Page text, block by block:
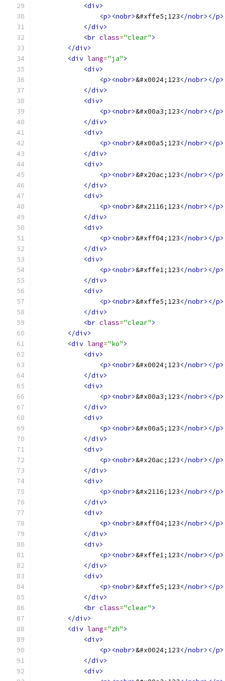
<div>
<p><nobr>&#xffe5;123</nobr></p>
</div>
<br class="clear">
</div>
<div lang="ja">
<div>
<p><nobr>&#x0024;123</nobr></p>
</div>
<div>
<p><nobr>&#x00a3;123</nobr></p>
</div>
<div>
<p><nobr>&#x00a5;123</nobr></p>
</div>
<div>
<p><nobr>&#x20ac;123</nobr></p>
</div>
<div>
<p><nobr>&#x2116;123</nobr></p>
</div>
<div>
<p><nobr>&#xff04;123</nobr></p>
</div>
<div>
<p><nobr>&#xffe1;123</nobr></p>
</div>
<div>
<p><nobr>&#xffe5;123</nobr></p>
</div>
<br class="clear">
</div>
<div lang="ko">
<div>
<p><nobr>&#x0024;123</nobr></p>
</div>
<div>
<p><nobr>&#x00a3;123</nobr></p>
</div>
<div>
<p><nobr>&#x00a5;123</nobr></p>
</div>
<div>
<p><nobr>&#x20ac;123</nobr></p>
</div>
<div>
<p><nobr>&#x2116;123</nobr></p>
</div>
<div>
<p><nobr>&#xff04;123</nobr></p>
</div>
<div>
<p><nobr>&#xffe1;123</nobr></p>
</div>
<div>
<p><nobr>&#xffe5;123</nobr></p>
</div>
<br class="clear">
</div>
<div lang="zh">
<div>
<p><nobr>&#x0024;123</nobr></p>
</div>
<div>